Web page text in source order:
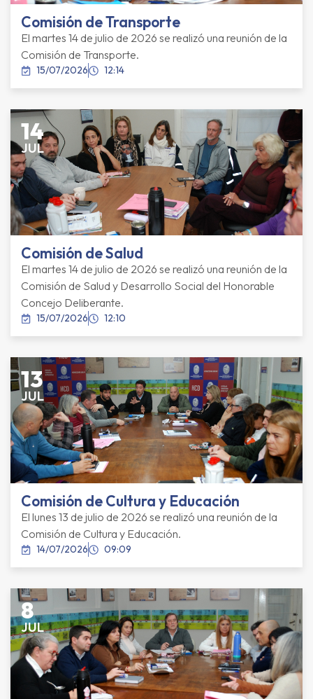
Comisión de Transporte
El martes 14 de julio de 2026 se realizó una reunión de la
Comisión de Transporte.
15/07/2026 12:14
14
JUL
Comisión de Salud
El martes 14 de julio de 2026 se realizó una reunión de la
Comisión de Salud y Desarrollo Social del Honorable
Concejo Deliberante.
15/07/2026 12:10
13
JUL
Comisión de Cultura y Educación
El lunes 13 de julio de 2026 se realizó una reunión de la
Comisión de Cultura y Educación.
14/07/2026 09:09
8
JUL